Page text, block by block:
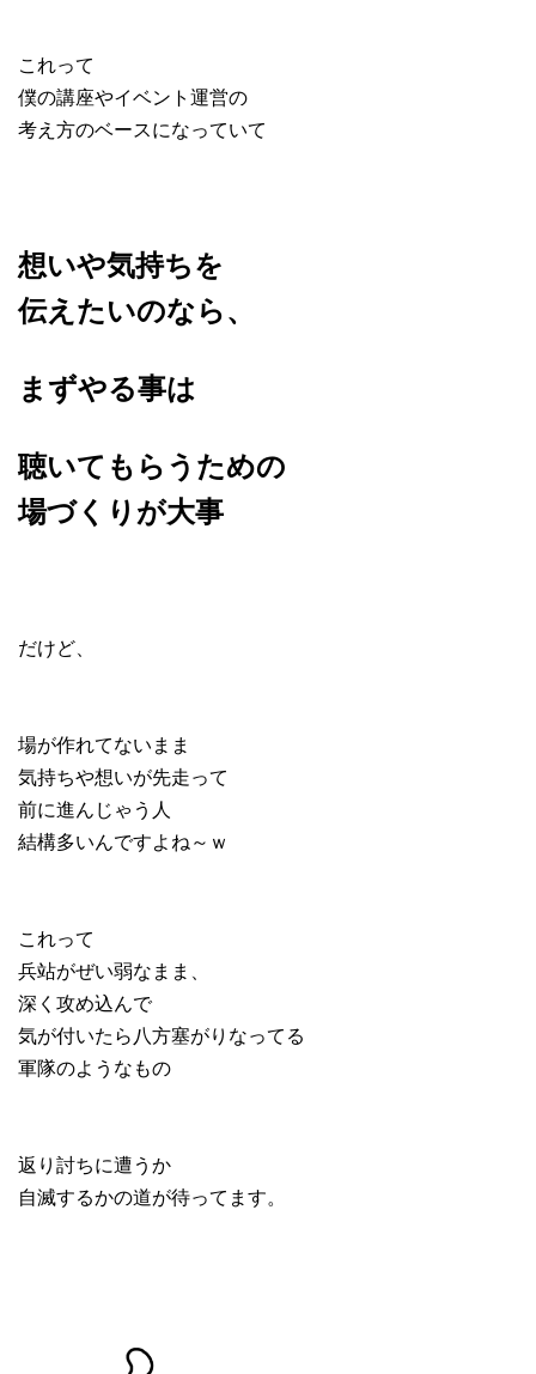
これって
僕の講座やイベント運営の
考え方のベースになっていて
想いや気持ちを
伝えたいのなら、
まずやる事は
聴いてもらうための
場づくりが大事
だけど、
場が作れてないまま
気持ちや想いが先走って
前に進んじゃう人
結構多いんですよね～ｗ
これって
兵站がぜい弱なまま、
深く攻め込んで
気が付いたら八方塞がりなってる
軍隊のようなもの
返り討ちに遭うか
自滅するかの道が待ってます。